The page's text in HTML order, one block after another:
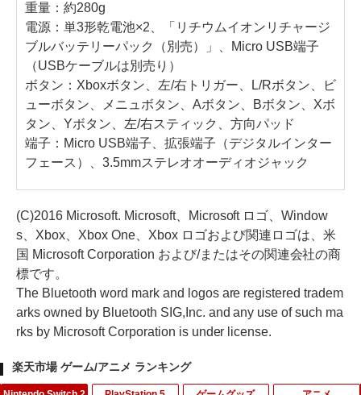
重量：約280g
電源：単3形乾電池×2、「リチウムイオンリチャージ
ブルバッテリーパック（別売）」、Micro USB端子
（USBケーブルは別売り）
ボタン：Xboxボタン、左/右トリガー、L/Rボタン、ビ
ューボタン、メニュボタン、Aボタン、Bボタン、Xボ
タン、Yボタン、左/右スティック、方向パッド
端子：Micro USB端子、拡張端子（デジタルインター
フェース）、3.5mmステレオオーディオジャック
(C)2016 Microsoft. Microsoft、Microsoft ロゴ、Window
s、Xbox、Xbox One、Xbox ロゴおよび関連ロゴは、米
国 Microsoft Corporation および/またはその関連会社の商
標です。
The Bluetooth word mark and logos are registered tradem
arks owned by Bluetooth SIG,Inc. and any use of such ma
rks by Microsoft Corporation is under license.
楽天市場 ゲーム/アニメ ランキング